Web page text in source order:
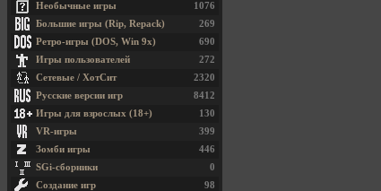
1076
Необычные игры
269
Большие игры (Rip, Repack)
690
Ретро-игры (DOS, Win 9x)
272
Игры пользователей
2320
Сетевые / ХотСит
8412
Русские версии игр
130
Игры для взрослых (18+)
399
VR-игры
446
Зомби игры
0
SGi-сборники
98
Создание игр